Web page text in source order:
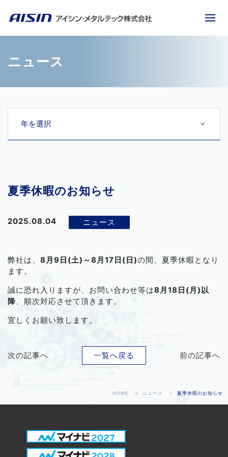
ニュース
夏季休暇のお知らせ
2025.08.04 ニュース
弊社は、 8月9日(土)～8月17日(日)の間、夏季休暇となり
ます。
誠に恐れ入りますが、お問い合わせ等は8月18日(月)以
降、順次対応させて頂きます。
宜しくお願い致します。
前の記事へ
次の記事へ 一覧へ戻る
HOME ニュース 夏季休暇のお知らせ